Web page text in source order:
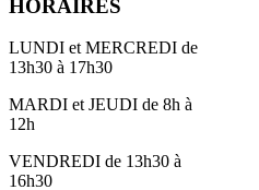
HORAIRES
LUNDI et MERCREDI de
13h30 à 17h30
MARDI et JEUDI de 8h à
12h
VENDREDI de 13h30 à
16h30